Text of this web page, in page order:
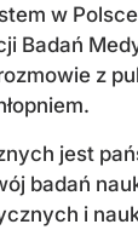
w
Badań
z
jest
badań
i